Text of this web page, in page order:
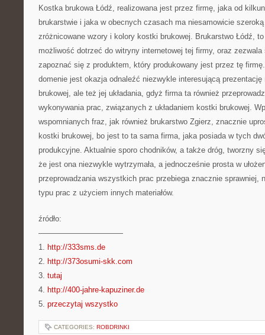
Kostka brukowa Łódź, realizowana jest przez firmę, jaka od
brukarstwie i jaka w obecnych czasach ma niesamowicie
zróżnicowane wzory i kolory kostki brukowej. Brukarstwo Łódź,
możliwość dotrzeć do witryny internetowej tej firmy, oraz
zapoznać się z produktem, który produkowany jest przez tę
domenie jest okazja odnaleźć niezwykle interesującą
brukowej, ale też jej układania, gdyż firma ta również
wykonywania prac, związanych z układaniem kostki brukowej.
wspomnianych fraz, jak również brukarstwo Zgierz, znacznie
kostki brukowej, bo jest to ta sama firma, jaka posiada w tych
produkcyjne. Aktualnie sporo chodników, a także dróg, tworzny
że jest ona niezwykle wytrzymała, a jednocześnie prosta w
przeprowadzania wszystkich prac przebiega znacznie sprawniej,
typu prac z użyciem innych materiałów.
źródło:
———————————
1. http://333sms.de
2. http://373osumi-skk.com
3. tutaj
4. http://400-jahre-kapuziner.de
5. przeczytaj wszystko
CATEGORIES: ROBDRINKI